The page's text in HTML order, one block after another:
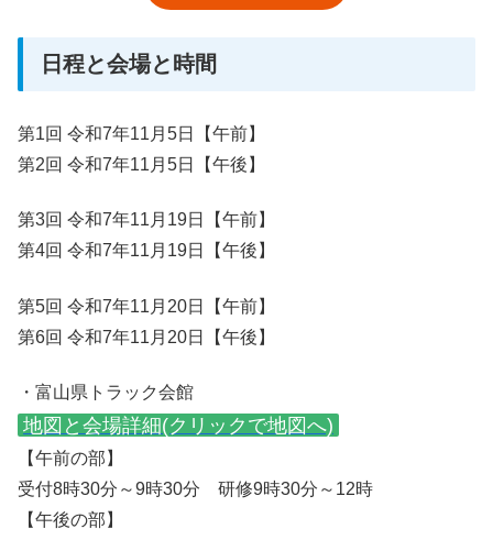
日程と会場と時間
第1回 令和7年11月5日【午前】
第2回 令和7年11月5日【午後】
第3回 令和7年11月19日【午前】
第4回 令和7年11月19日【午後】
第5回 令和7年11月20日【午前】
第6回 令和7年11月20日【午後】
・富山県トラック会館
地図と会場詳細(クリックで地図へ)
【午前の部】
受付8時30分～9時30分 研修9時30分～12時
【午後の部】